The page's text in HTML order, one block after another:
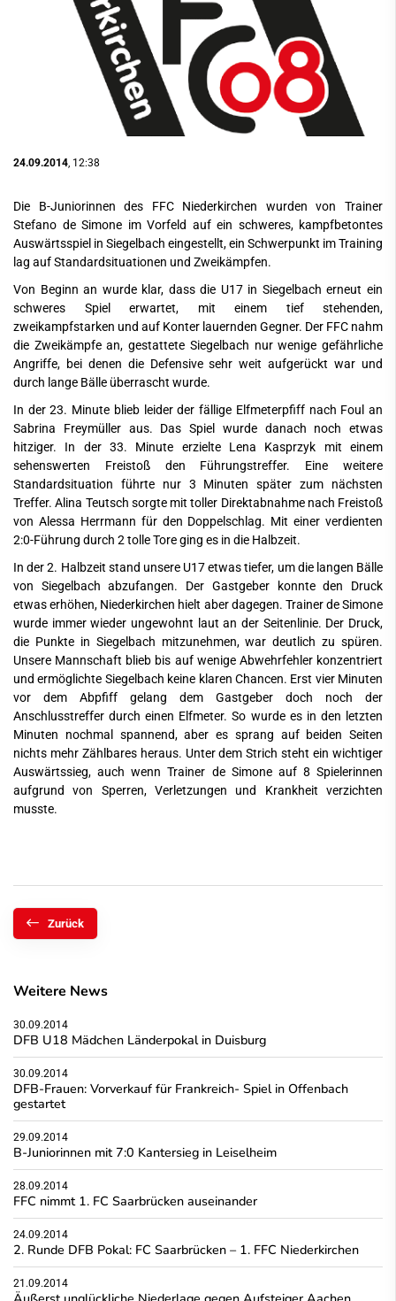
24.09.2014 , 12:38
Die B-Juniorinnen des FFC Niederkirchen wurden von Trainer
Stefano de Simone im Vorfeld auf ein schweres, kampfbetontes
Auswärtsspiel in Siegelbach eingestellt, ein Schwerpunkt im Training
lag auf Standardsituationen und Zweikämpfen.
Von Beginn an wurde klar, dass die U17 in Siegelbach erneut ein
schweres Spiel erwartet, mit einem tief stehenden,
zweikampfstarken und auf Konter lauernden Gegner. Der FFC nahm
die Zweikämpfe an, gestattete Siegelbach nur wenige gefährliche
Angriffe, bei denen die Defensive sehr weit aufgerückt war und
durch lange Bälle überrascht wurde.
In der 23. Minute blieb leider der fällige Elfmeterpfiff nach Foul an
Sabrina Freymüller aus. Das Spiel wurde danach noch etwas
hitziger. In der 33. Minute erzielte Lena Kasprzyk mit einem
sehenswerten Freistoß den Führungstreffer. Eine weitere
Standardsituation führte nur 3 Minuten später zum nächsten
Treffer. Alina Teutsch sorgte mit toller Direktabnahme nach Freistoß
von Alessa Herrmann für den Doppelschlag. Mit einer verdienten
2:0-Führung durch 2 tolle Tore ging es in die Halbzeit.
In der 2. Halbzeit stand unsere U17 etwas tiefer, um die langen Bälle
von Siegelbach abzufangen. Der Gastgeber konnte den Druck
etwas erhöhen, Niederkirchen hielt aber dagegen. Trainer de Simone
wurde immer wieder ungewohnt laut an der Seitenlinie. Der Druck,
die Punkte in Siegelbach mitzunehmen, war deutlich zu spüren.
Unsere Mannschaft blieb bis auf wenige Abwehrfehler konzentriert
und ermöglichte Siegelbach keine klaren Chancen. Erst vier Minuten
vor dem Abpfiff gelang dem Gastgeber doch noch der
Anschlusstreffer durch einen Elfmeter. So wurde es in den letzten
Minuten nochmal spannend, aber es sprang auf beiden Seiten
nichts mehr Zählbares heraus. Unter dem Strich steht ein wichtiger
Auswärtssieg, auch wenn Trainer de Simone auf 8 Spielerinnen
aufgrund von Sperren, Verletzungen und Krankheit verzichten
musste.
Zurück
Weitere News
30.09.2014
DFB U18 Mädchen Länderpokal in Duisburg
30.09.2014
DFB-Frauen: Vorverkauf für Frankreich- Spiel in Offenbach
gestartet
29.09.2014
B-Juniorinnen mit 7:0 Kantersieg in Leiselheim
28.09.2014
FFC nimmt 1. FC Saarbrücken auseinander
24.09.2014
2. Runde DFB Pokal: FC Saarbrücken – 1. FFC Niederkirchen
21.09.2014